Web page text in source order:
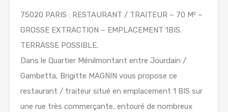
75020 PARIS : RESTAURANT / TRAITEUR – 70 M² –
GROSSE EXTRACTION – EMPLACEMENT 1BIS.
TERRASSE POSSIBLE.
Dans le Quartier Ménilmontant entre Jourdain /
Gambetta, Brigitte MAGNIN vous propose ce
restaurant / traiteur situé en emplacement 1 BIS sur
une rue très commerçante, entouré de nombreux